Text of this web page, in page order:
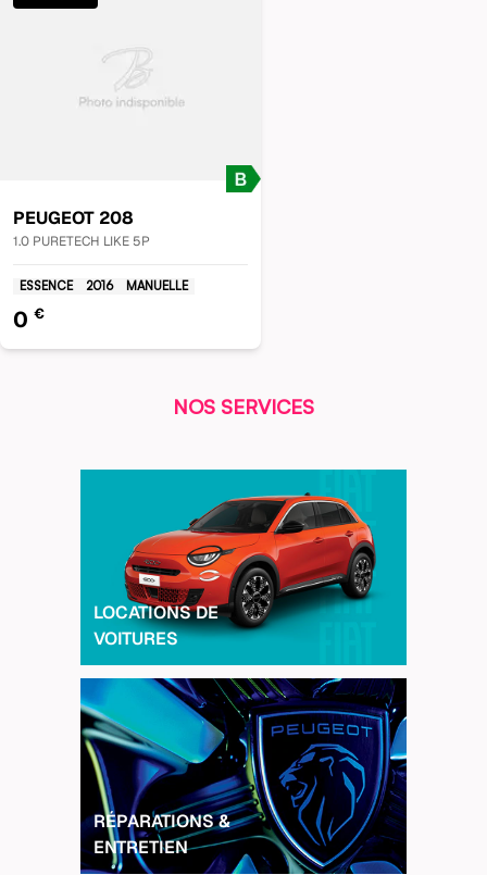
PEUGEOT 208
1.0 PURETECH LIKE 5P
ESSENCE 2016 MANUELLE
0 €
NOS SERVICES
LOCATIONS DE
VOITURES
RÉPARATIONS &
ENTRETIEN